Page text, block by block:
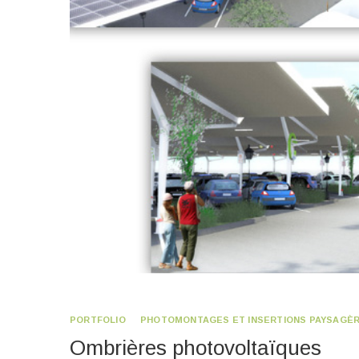
PORTFOLIO PHOTOMONTAGES ET INSERTIONS
Ombrières photovoltaïques